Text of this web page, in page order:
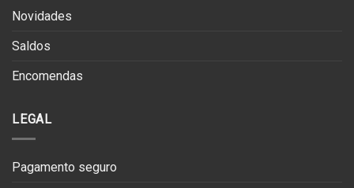
Novidades
Saldos
Encomendas
LEGAL
Pagamento seguro